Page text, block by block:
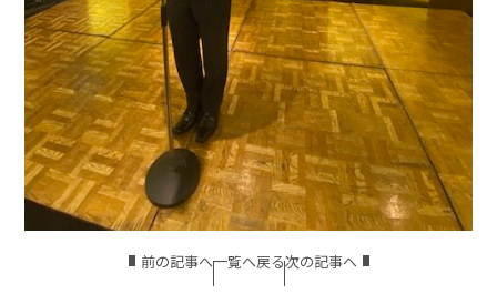
前の記事へ一覧へ戻る次の記事へ